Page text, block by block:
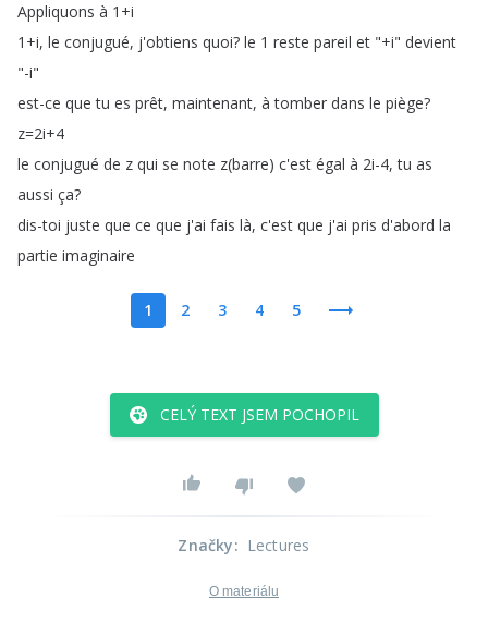
Appliquons à 1+i
1+i, le conjugué, j'obtiens quoi? le 1 reste pareil et "+i" devient
"-i"
est-ce que tu es prêt, maintenant, à tomber dans le piège?
z=2i+4
le conjugué de z qui se note z(barre) c'est égal à 2i-4,tu as
aussi ça?
dis-toi juste que ce que j'ai fais là, c'est que j'ai pris d'abord la
partie imaginaire
1 2 3 4 5
CELÝ TEXT JSEM POCHOPIL
Značky: Lectures
O materiálu